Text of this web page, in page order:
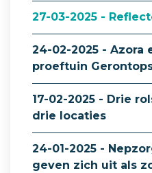
27-03-2025 -
24-02-2025 - Azora
proeftuin
17-02-2025 - Drie
drie locaties
24-01-2025 -
geven zich uit als